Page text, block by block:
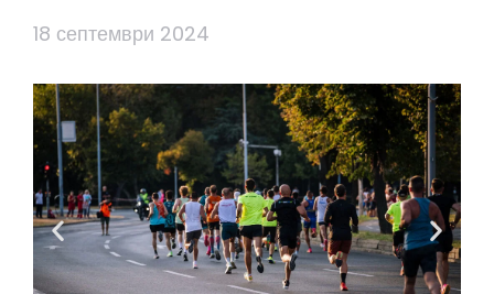
18 септември 2024